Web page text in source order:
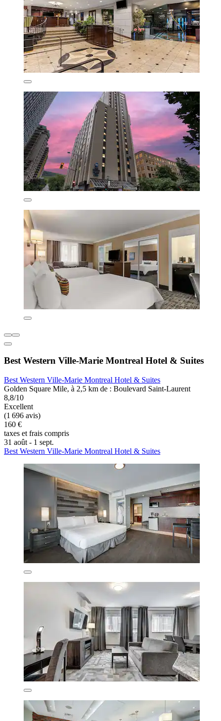
Best Western Ville-Marie Montreal Hotel & Suites
Best Western Ville-Marie Montreal Hotel & Suites
Golden Square Mile, à 2,5 km de : Boulevard Saint-Laurent
8,8/10
Excellent
(1 696 avis)
160 €
taxes et frais compris
31 août - 1 sept.
Best Western Ville-Marie Montreal Hotel & Suites